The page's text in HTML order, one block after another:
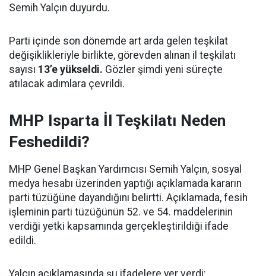
Semih Yalçın duyurdu.
Parti içinde son dönemde art arda gelen teşkilat
değişiklikleriyle birlikte, görevden alınan il teşkilatı
sayısı 13’e yükseldi. Gözler şimdi yeni süreçte
atılacak adımlara çevrildi.
MHP Isparta İl Teşkilatı Neden
Feshedildi?
MHP Genel Başkan Yardımcısı Semih Yalçın, sosyal
medya hesabı üzerinden yaptığı açıklamada kararın
parti tüzüğüne dayandığını belirtti. Açıklamada, fesih
işleminin parti tüzüğünün 52. ve 54. maddelerinin
verdiği yetki kapsamında gerçekleştirildiği ifade
edildi.
Yalçın açıklamasında şu ifadelere yer verdi: